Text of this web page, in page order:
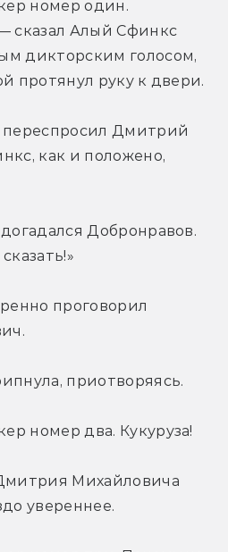
номер один.
сказал Алый Сфинкс
дикторским голосом,
протянул руку к двери.
Дмитрий
как и положено,
Добронравов.
проговорил
приотворяясь.
номер два. Кукуруза!
Михайловича
увереннее.